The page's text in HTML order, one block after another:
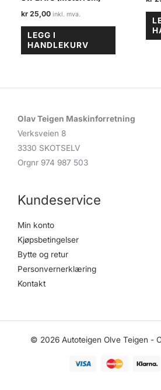
kr 25,00
LEGG I
HANDLEKURV
Olav Teigen Maskinforretning
Verksveien 8
3330 SKOTSELV
Orgnr 974 987 503
Kundeservice
Min konto
Kjøpsbetingelser
Bytte og retur
Personvernerklæring
Kontakt
© 2026 Autoteigen Olve Teigen -